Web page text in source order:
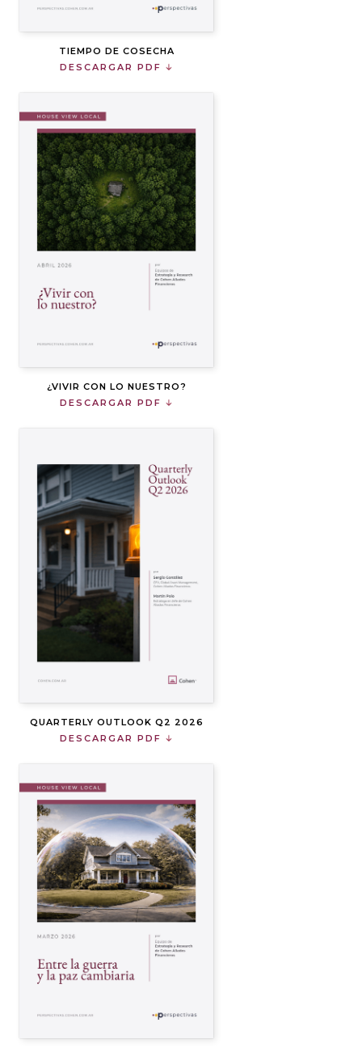
TIEMPO DE COSECHA
DESCARGAR PDF
¿VIVIR CON LO NUESTRO?
DESCARGAR PDF
QUARTERLY OUTLOOK Q2 2026
DESCARGAR PDF